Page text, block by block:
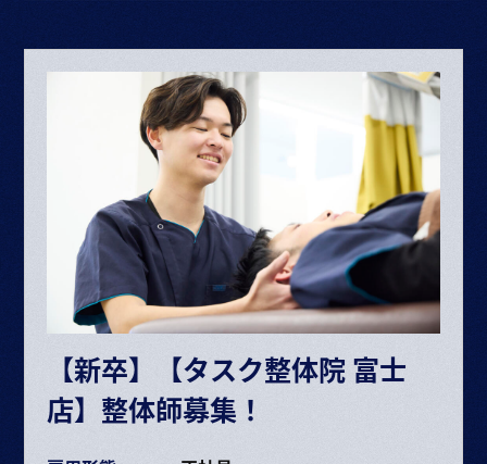
整体師▶月給 227,353円〜453,670円
給与内訳
・基本給 193,072～385,264円
・固定残業代 34,281円～68,406円（25時間）
ボーナス・賞与（業績に応じて年2回）
昇給 半年に1回査定
※給与は経験や能力により決定
※試用期間6ヶ月（期間中の条件変更なし）
※固定残業時間を超えた場合は超過分別途支給
交通費規定支給
各種手当あり
【新卒】【タスク整体院 富士
店】整体師募集！